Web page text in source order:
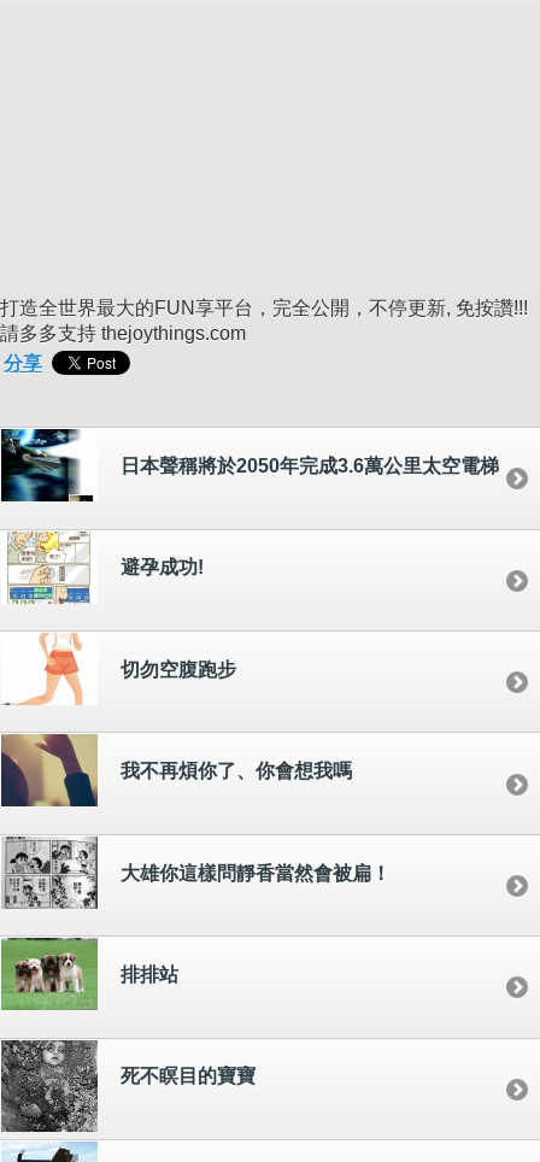
打造全世界最大的FUN享平台，完全公開，不停更新, 免按讚!!!
請多多支持 thejoythings.com
分享
日本聲稱將於2050年完成3.6萬公里太空電梯
避孕成功!
切勿空腹跑步
我不再煩你了、你會想我嗎
大雄你這樣問靜香當然會被扁！
排排站
死不瞑目的寶寶